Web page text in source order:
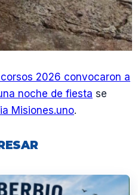
2026 convocaron a
noche de fiesta se
Misiones.uno.